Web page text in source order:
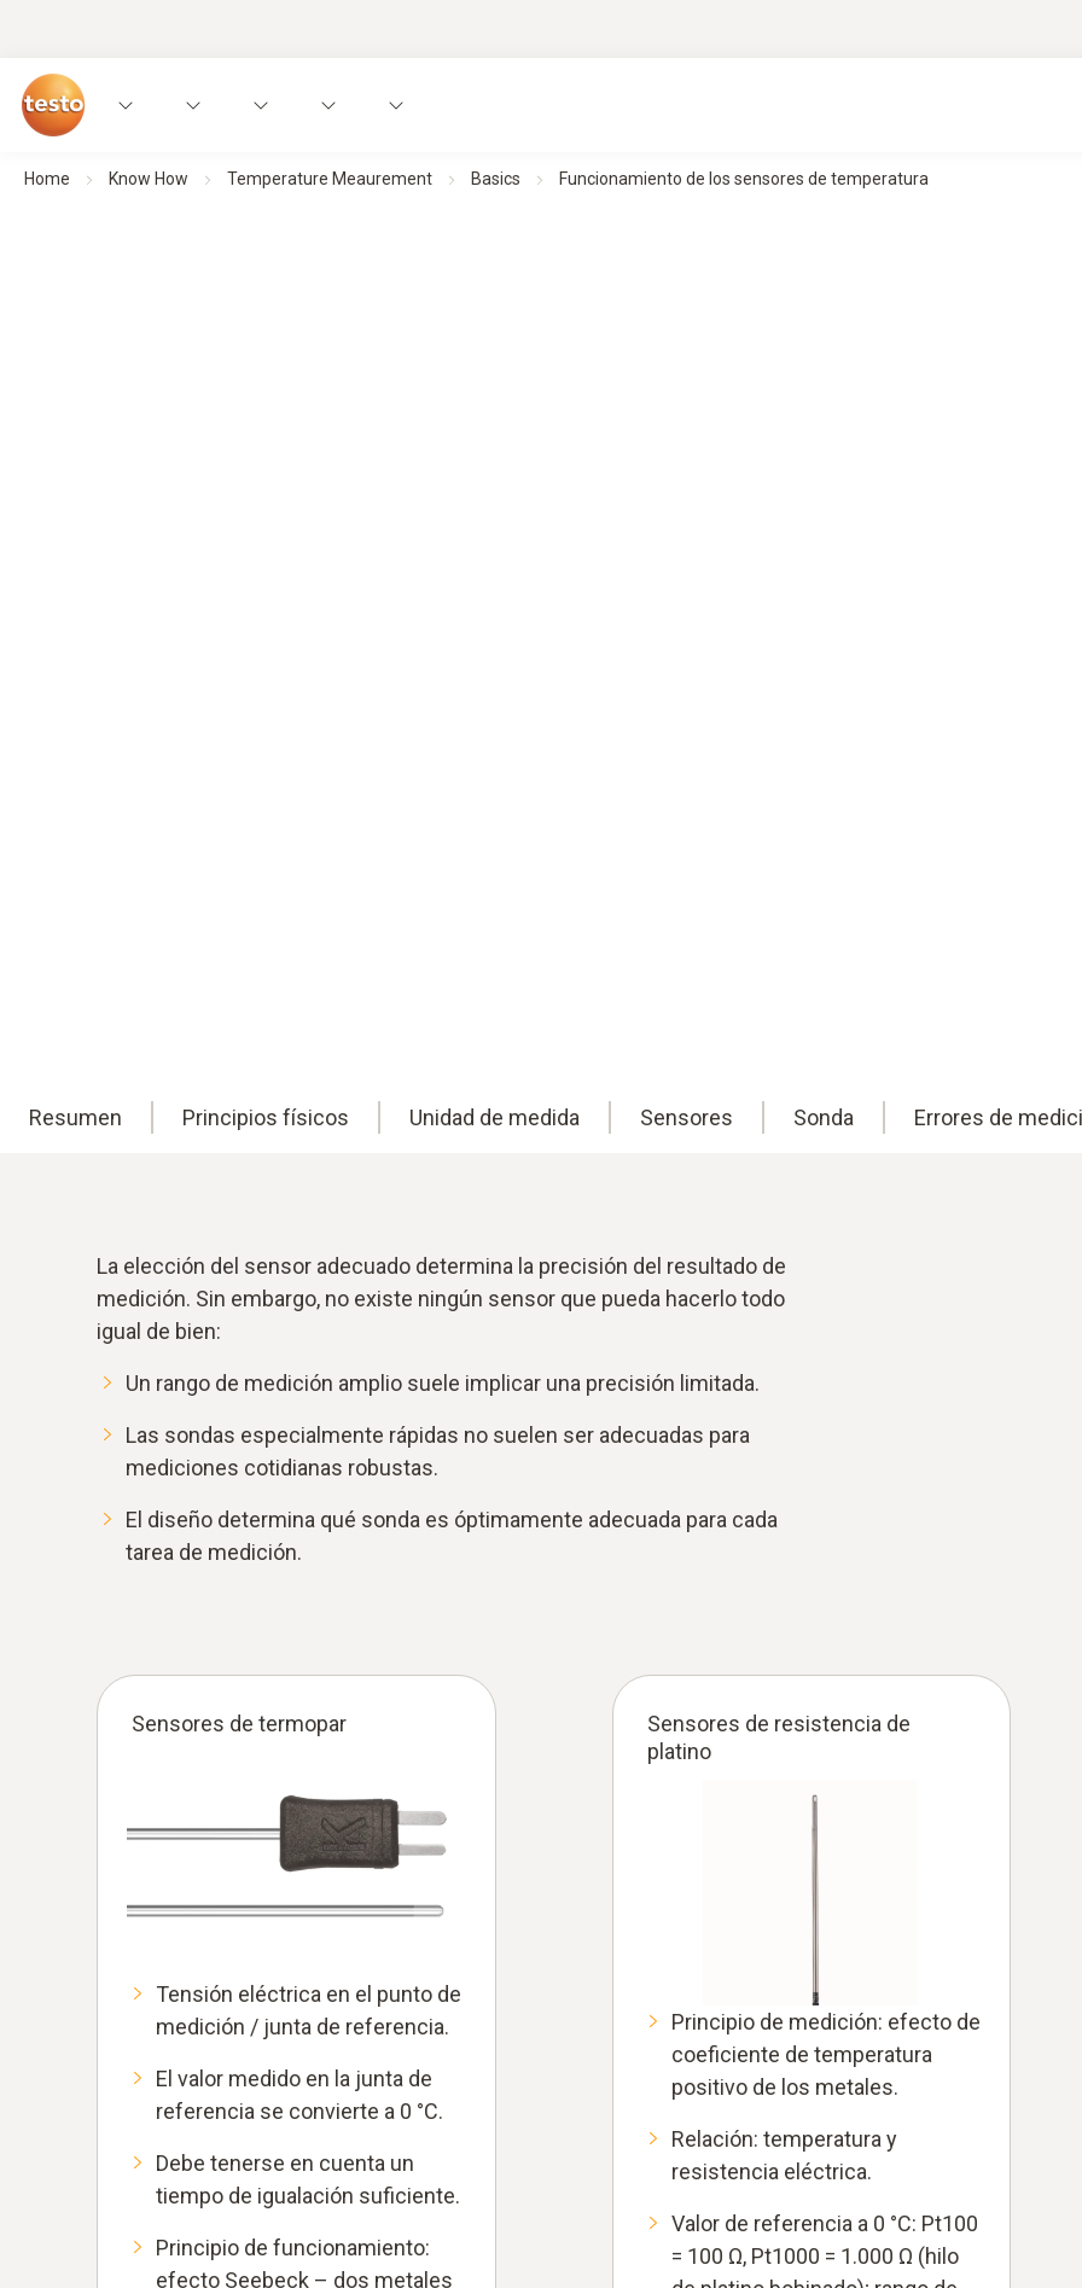
Home Know How Temperature Meaurement Basics Funcionamiento de los sensores de temperatura
Resumen Principios físicos Unidad de medida Sensores Sonda Errores de
La elección del sensor adecuado determina la precisión del resultado de
medición. Sin embargo, no existe ningún sensor que pueda hacerlo todo
igual de bien:
Un rango de medición amplio suele implicar una precisión limitada.
Las sondas especialmente rápidas no suelen ser adecuadas para
mediciones cotidianas robustas.
El diseño determina qué sonda es óptimamente adecuada para cada
tarea de medición.
Sensores de termopar
Tensión eléctrica en el punto de
medición / junta de referencia.
El valor medido en la junta de
referencia se convierte a 0 °C.
Debe tenerse en cuenta un
tiempo de igualación suficiente.
Principio de funcionamiento:
efecto Seebeck – dos metales
Sensores de resistencia de
platino
Principio de medición: efecto de
coeficiente de temperatura
positivo de los metales.
Relación: temperatura y
resistencia eléctrica.
Valor de referencia a 0 °C: Pt100
= 100 Ω, Pt1000 = 1.000 Ω (hilo